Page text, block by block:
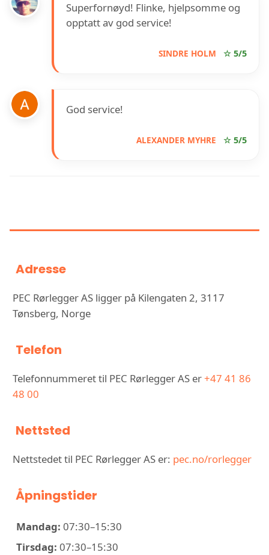
Superfornøyd! Flinke, hjelpsomme og
opptatt av god service!
SINDRE HOLM ☆ 5/5
God service!
ALEXANDER MYHRE ☆ 5/5
Adresse
PEC Rørlegger AS ligger på Kilengaten 2, 3117
Tønsberg, Norge
Telefon
Telefonnummeret til PEC Rørlegger AS er+47 41 86
48 00
Nettsted
Nettstedet til PEC Rørlegger AS er: pec.no/rorlegger
Åpningstider
Mandag: 07:30–15:30
Tirsdag: 07:30–15:30